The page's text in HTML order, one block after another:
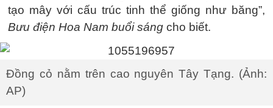
tạo mây với cấu trúc tinh thể giống như băng”,
Bưu điện Hoa Nam buổi sáng cho biết.
Đồng cỏ nằm trên cao nguyên Tây Tạng. (Ảnh:
AP)